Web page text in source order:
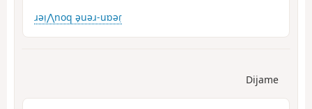
ɹəı̣⋀noq ə̗uəɹ-uɒəɾ̣
Dijame